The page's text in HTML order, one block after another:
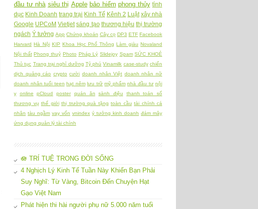
đầu tư nhà siêu thị Apple bảo hiểm phong thủy tình
dục Kinh Doanh trang trại Kinh Tế Kênh 2 Luật xây nhà
Google UPCoM Vietjet sáng tạo thương hiệu thị trường
ngách Ý tưởng App Chứng khoán Cây cọ DP3 ETF Facebook
Harvard Hà Nội KIP Khoa Học Phổ Thông Làm giàu Novaland
Nội thất Phong thuỷ Photo Pháp Lý Slidejoy Spam SỨC KHOẺ
Thủ tục Trang trại nghỉ dưỡng Tỷ phú Vinamilk case-study chiến
dịch quảng cáo crypto cười doanh nhân Việt doanh nhân nữ
doanh nhân tuổi teen hạt nêm lưu trữ mỹ phẩm nhà đầu tư nội
y
online pCloud poster quán ăn sành điệu
thanh toán số
thương vụ thế giới thị trường quà tặng toàn cầu tài chính cá
nhân tàu ngầm vay vốn vnindex ý tưởng kinh doanh đám mây
ứng dụng quản lý tài chính
🪷 TRÍ TUỆ TRONG ĐỜI SỐNG
4 Nghịch Lý Kinh Tế Tuần Này Khiến Bạn Phải
Suy Nghĩ: Từ Vàng, Bitcoin Đến Chuyện Hạt
Gạo Việt Nam
Phát hiện thi hài người phụ nữ 5.000 năm tuổi